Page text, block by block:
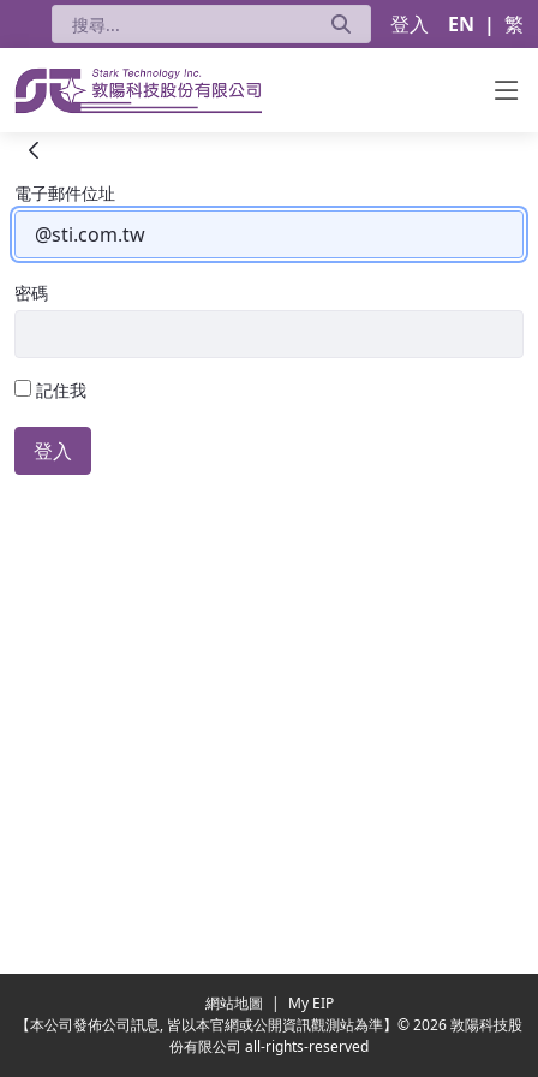
登入 EN | 繁
製造運營管理 MOM
登入
電子郵件位址
密碼
記住我
登入
網站地圖 |
My EIP
【本公司發佈公司訊息, 皆以本官網或公開資訊觀測站為準】© 2026 敦陽科技股
份有限公司 all-rights-reserved